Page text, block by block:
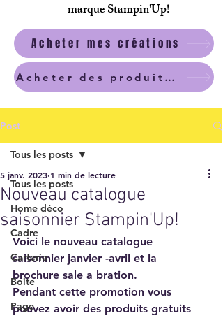
marque Stampin'Up!
Acheter mes créations
Acheter des produits scrapbooking
Post
Tous les posts
Home déco
Cadre
Carterie
Boite
Page
Tous les posts
Nouveau catalogue
saisonnier Stampin'Up!
5 janv. 2023 1 min de lecture
Voici le nouveau catalogue
saisonnier janvier -avril et la
brochure sale a bration.
Pendant cette promotion vous
pouvez avoir des produits gratuits